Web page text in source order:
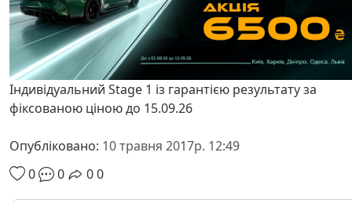
Індивідуальний Stage 1 із гарантією результату за
фіксованою ціною до 15.09.26
Опубліковано: 10 травня 2017р. 12:49
0
0 00